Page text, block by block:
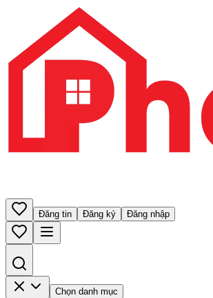
Đăng tin Đăng ký Đăng nhập
Chọn danh mục